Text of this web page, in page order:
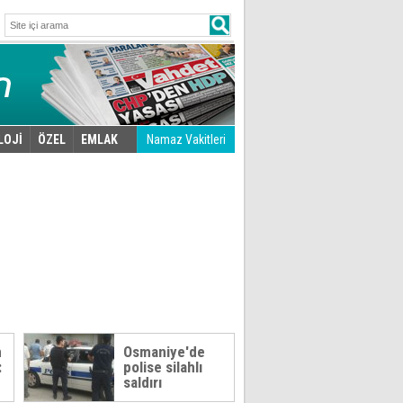
Namaz Vakitleri
ÖZEL EMLAK
Osmaniye'de
polise silahlı
saldırı